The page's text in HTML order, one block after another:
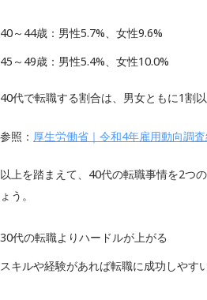
40～44歳：男性5.7%、女性9.6%
45～49歳：男性5.4%、女性10.0%
40代で転職する割合は、男女ともに1割以
参照： 厚生労働省｜令和4年雇用動向調
以上を踏まえて、40代の転職事情を2つ
ょう。
30代の転職よりハードルが上がる
スキルや経験があれば転職に成功しやす